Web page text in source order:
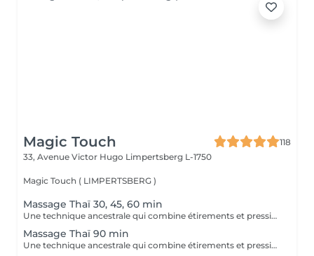
Magic Touch
118
33, Avenue Victor Hugo Limpertsberg L-1750
Magic Touch ( LIMPERTSBERG )
Massage Thaï 30, 45, 60 min
Une technique ancestrale qui combine étirements et pressions pour revitaliser le corps, améliorer la souplesse et stimuler l'énergie.
Massage Thaï 90 min
Une technique ancestrale qui combine étirements et pressions pour revitaliser le corps, améliorer la souplesse et stimuler l'énergie.